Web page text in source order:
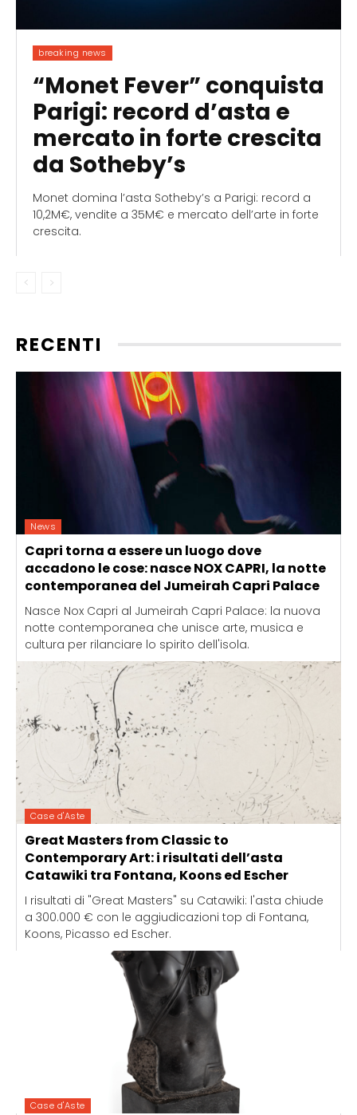
breaking news
“Monet Fever” conquista
Parigi: record d’asta e
mercato in forte crescita
da Sotheby’s
Monet domina l’asta Sotheby’s a Parigi: record a
10,2M€, vendite a 35M€ e mercato dell’arte in forte
crescita.
RECENTI
News
Capri torna a essere un luogo dove
accadono le cose: nasce NOX CAPRI, la notte
contemporanea del Jumeirah Capri Palace
Nasce Nox Capri al Jumeirah Capri Palace: la nuova
notte contemporanea che unisce arte, musica e
cultura per rilanciare lo spirito dell'isola.
Case d'Aste
Great Masters from Classic to
Contemporary Art: i risultati dell’asta
Catawiki tra Fontana, Koons ed Escher
I risultati di "Great Masters" su Catawiki: l'asta chiude
a 300.000 € con le aggiudicazioni top di Fontana,
Koons, Picasso ed Escher.
Case d'Aste